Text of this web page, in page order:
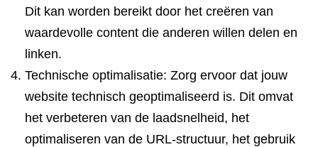
Dit kan worden bereikt door het creëren van
waardevolle content die anderen willen delen en
linken.
Technische optimalisatie: Zorg ervoor dat jouw
website technisch geoptimaliseerd is. Dit omvat
het verbeteren van de laadsnelheid, het
optimaliseren van de URL-structuur, het gebruik